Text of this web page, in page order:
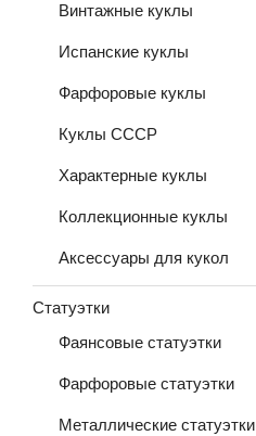
Винтажные куклы
Испанские куклы
Фарфоровые куклы
Куклы СССР
Характерные куклы
Коллекционные куклы
Аксессуары для кукол
Статуэтки
Фаянсовые статуэтки
Фарфоровые статуэтки
Металлические статуэтки